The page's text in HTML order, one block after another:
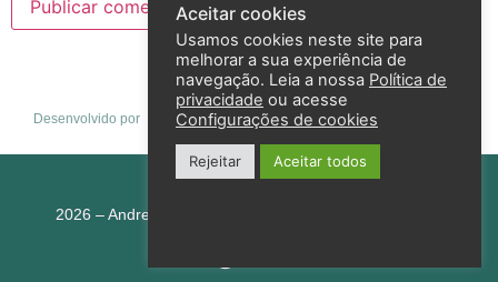
Desenvolvido por
Política de privacidade
2026 – Andreza Goulart – Todos os direitos reservados
Aceitar cookies
Usamos cookies neste site para
melhorar a sua experiência de
navegação. Leia a nossa Política de
privacidade ou acesse
Configurações de cookies
Rejeitar Aceitar todos